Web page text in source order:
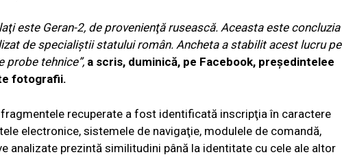
ţi este Geran-2, de provenienţă rusească. Aceasta este concluzia
de specialiştii statului român. Ancheta a stabilit acest lucru pe
probe tehnice”, a scris, duminică, pe Facebook, preşedintelee
fotografii.
recuperate a fost identificată inscripţia în caractere
electronice, sistemele de navigaţie, modulele de comandă,
analizate prezintă similitudini până la identitate cu cele ale altor